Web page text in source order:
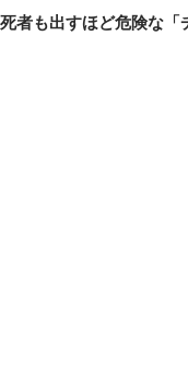
死者も出すほど危険な